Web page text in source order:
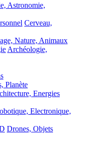
Astronomie,
Cerveau,
Nature, Animaux
Archéologie,
Planète
Energies
Electronique,
Drones, Objets